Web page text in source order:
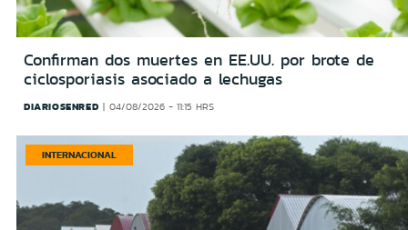
Confirman dos muertes en EE.UU. por brote de
ciclosporiasis asociado a lechugas
DIARIOSENRED 04/08/2026 - 11:15 HRS
INTERNACIONAL